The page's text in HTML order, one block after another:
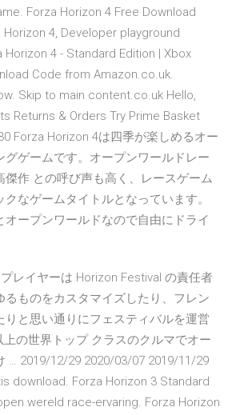
Forza Horizon 4 Free Download
Horizon 4, Developer playground
Horizon 4 - Standard Edition | Xbox
Code from Amazon.co.uk.
Skip to main content.co.uk Hello,
Returns & Orders Try Prime Basket
Forza Horizon 4は四季が楽しめるオー
グゲームです。オープンワールドレー
傑作 との呼び声も高く、レースゲーム
なゲームタイトルとなっています。
ープンワールドなので自由にドライ
レイヤーは Horizon Festival の責任者
るものをカスタマイズしたり、フレン
りと思い通りにフェスティバルを運営
の世界トップ クラスのクルマでオー
… 2019/12/29 2020/03/07 2019/11/29
download. Forza Horizon 3 Standard
wereld race-ervaring. Forza Horizon